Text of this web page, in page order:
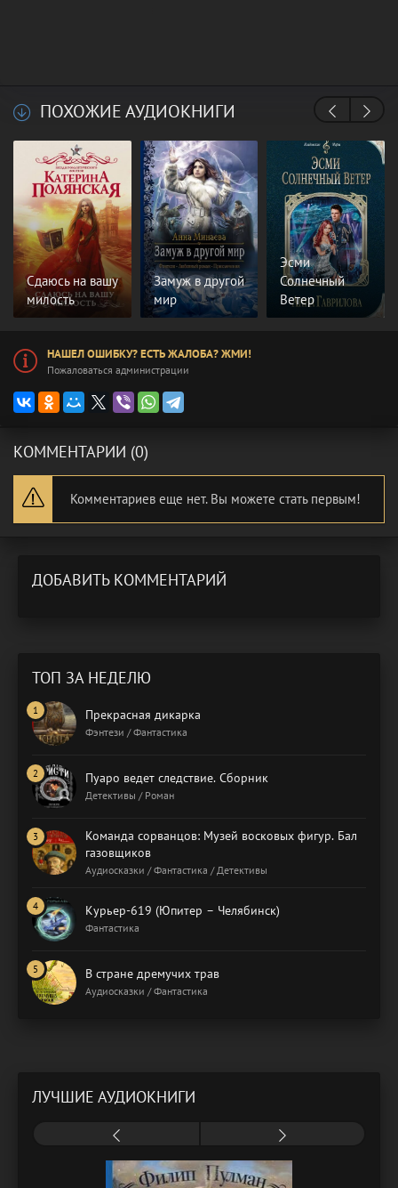
ПОХОЖИЕ АУДИОКНИГИ
Сдаюсь на вашу
милость
Замуж в другой
мир
Эсми
Солнечный
Ветер
НАШЕЛ ОШИБКУ? ЕСТЬ ЖАЛОБА? ЖМИ!
Пожаловаться администрации
КОММЕНТАРИИ (0)
Комментариев еще нет. Вы можете стать первым!
ДОБАВИТЬ КОММЕНТАРИЙ
ТОП ЗА НЕДЕЛЮ
Прекрасная дикарка
Фэнтези / Фантастика
Пуаро ведет следствие. Сборник
Детективы / Роман
Команда сорванцов: Музей восковых фигур. Бал
газовщиков
Аудиосказки / Фантастика / Детективы
Курьер-619 (Юпитер – Челябинск)
Фантастика
В стране дремучих трав
Аудиосказки / Фантастика
ЛУЧШИЕ АУДИОКНИГИ